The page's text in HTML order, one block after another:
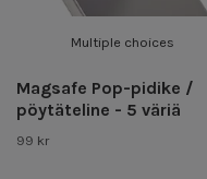
Multiple choices
Magsafe Pop-pidike /
pöytäteline - 5 väriä
99 kr